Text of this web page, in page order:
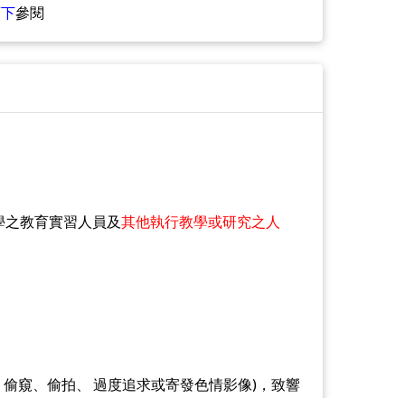
參閱
教育實習人員及其他執行教學或研究之人
窺、偷拍、 過度追求或寄發色情影像)，致響